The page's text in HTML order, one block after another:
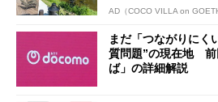
AD（COCO VILLA on
まだ「つながりにく
質問題”の現在地 前
ば」の詳細解説